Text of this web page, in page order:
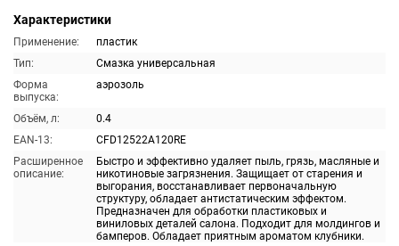
Характеристики
Применение:
пластик
Тип:
Смазка универсальная
Форма
выпуска:
аэрозоль
Объём, л:
0.4
EAN-13:
CFD12522A120RE
Расширенное
описание:
Быстро и эффективно удаляет пыль, грязь, масляные и
никотиновые загрязнения. Защищает от старения и
выгорания, восстанавливает первоначальную
структуру, обладает антистатическим эффектом.
Предназначен для обработки пластиковых и
виниловых деталей салона. Подходит для молдингов и
бамперов. Обладает приятным ароматом клубники.